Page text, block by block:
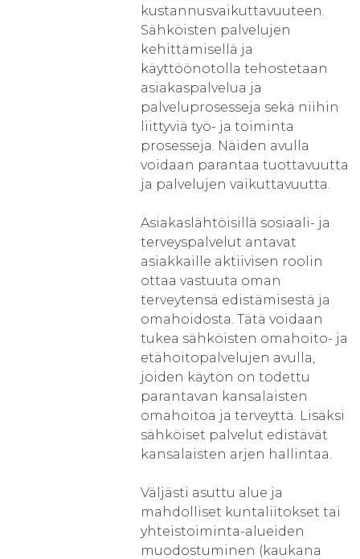
kustannusvaikuttavuuteen.
Sähköisten palvelujen
kehittämisellä ja
käyttöönotolla tehostetaan
asiakaspalvelua ja
palveluprosesseja sekä niihin
liittyviä työ- ja toiminta
prosesseja. Näiden avulla
voidaan parantaa tuottavuutta
ja palvelujen vaikuttavuutta.
Asiakaslähtöisillä sosiaali- ja
terveyspalvelut antavat
asiakkaille aktiivisen roolin
ottaa vastuuta oman
terveytensä edistämisestä ja
omahoidosta. Tätä voidaan
tukea sähköisten omahoito- ja
etähoitopalvelujen avulla,
joiden käytön on todettu
parantavan kansalaisten
omahoitoa ja terveyttä. Lisäksi
sähköiset palvelut edistävät
kansalaisten arjen hallintaa.
Väljästi asuttu alue ja
mahdolliset kuntaliitokset tai
yhteistoiminta-alueiden
muodostuminen (kaukana